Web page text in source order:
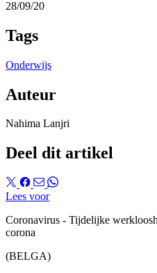
28/09/20
Tags
Onderwijs
Auteur
Nahima Lanjri
Deel dit artikel
Lees voor
Coronavirus - Tijdelijke
corona
(BELGA)